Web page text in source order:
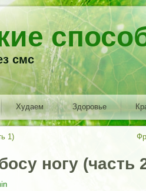
смс
Худаем Здоровье
1)
ногу (часть